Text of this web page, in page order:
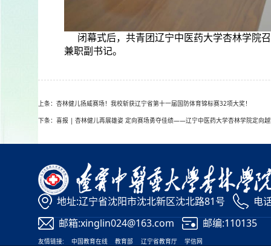
闭幕式后，共青团辽宁中医药大学杏林学院
兼职副书记。
上条：杏林健儿扬威赛场！我校斩获辽宁省第十一届国防体育锦标赛32项大奖！
下条：喜报 | 杏林健儿再展雄姿 定向赛场勇夺佳绩——辽宁中医药大学杏林学院定向
地址:辽宁省沈阳市沈北新区沈北路81号
电
邮箱:xinglin024@163.com
邮编:110135
友情链接: 中国教育在线 教育部 辽宁省教育厅 学信网